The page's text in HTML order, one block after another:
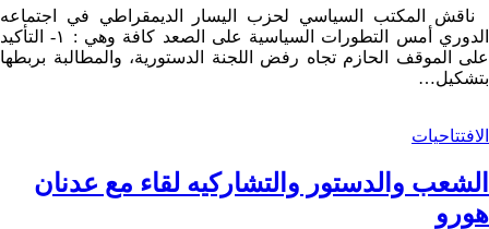
ناقش المكتب السياسي لحزب اليسار الديمقراطي في اجتماعه
الدوري أمس التطورات السياسية على الصعد كافة وهي : ١- التأكيد
على الموقف الحازم تجاه رفض اللجنة الدستورية، والمطالبة بربطها
بتشكيل…
الافتتاحيات
الشعب والدستور والتشاركيه لقاء مع عدنان
هورو